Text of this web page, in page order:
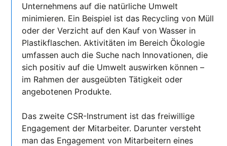
Unternehmens auf die natürliche Umwelt
minimieren. Ein Beispiel ist das Recycling von Müll
oder der Verzicht auf den Kauf von Wasser in
Plastikflaschen. Aktivitäten im Bereich Ökologie
umfassen auch die Suche nach Innovationen, die
sich positiv auf die Umwelt auswirken können –
im Rahmen der ausgeübten Tätigkeit oder
angebotenen Produkte.
Das zweite CSR-Instrument ist das freiwillige
Engagement der Mitarbeiter. Darunter versteht
man das Engagement von Mitarbeitern eines